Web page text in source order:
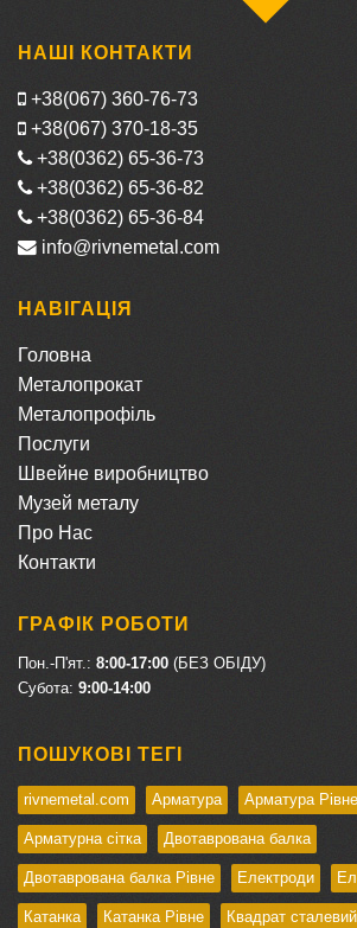
НАШІ КОНТАКТИ
+38(067) 360-76-73
+38(067) 370-18-35
+38(0362) 65-36-73
+38(0362) 65-36-82
+38(0362) 65-36-84
info@rivnemetal.com
НАВІГАЦІЯ
Головна
Металопрокат
Металопрофіль
Послуги
Швейне виробництво
Музей металу
Про Нас
Контакти
ГРАФІК РОБОТИ
Пон.-П'ят.: 8:00-17:00 (БЕЗ ОБІДУ)
Cубота: 9:00-14:00
ПОШУКОВІ ТЕГІ
rivnemetal.com Арматура Арматура Рівне
Арматурна сітка Двотаврована балка
Двотаврована балка Рівне Електроди
Катанка Катанка Рівне Квадрат сталевий